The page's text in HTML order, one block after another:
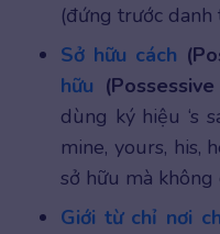
(đứng trước danh
Sở hữu cách
hữu
dùng ký hiệu ‘s
mine, yours, his,
sở hữu mà
Giới từ chỉ nơi